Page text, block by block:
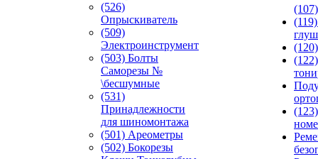
(526)
Опрыскиватель
(509)
Электроинструмент
(503) Болты
Саморезы №
\бесшумные
(531)
Принадлежности
для шиномонтажа
(501) Ареометры
(502) Бокорезы